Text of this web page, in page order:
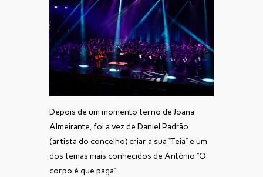
Depois de um momento terno de Joana
Almeirante, foi a vez de Daniel Padrão
(artista do concelho) criar a sua “Teia” e um
dos temas mais conhecidos de António “O
corpo é que paga”.